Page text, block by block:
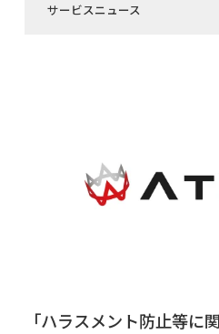
サービスニュース
「ハラスメント防止等に